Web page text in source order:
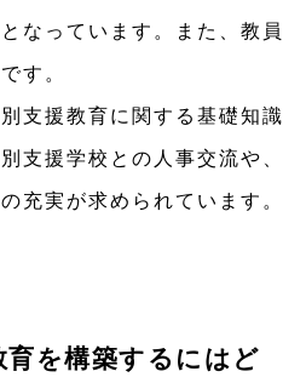
なっています。また、教員
す。
支援教育に関する基礎知識
支援学校との人事交流や、
充実が求められています。
を構築するにはど